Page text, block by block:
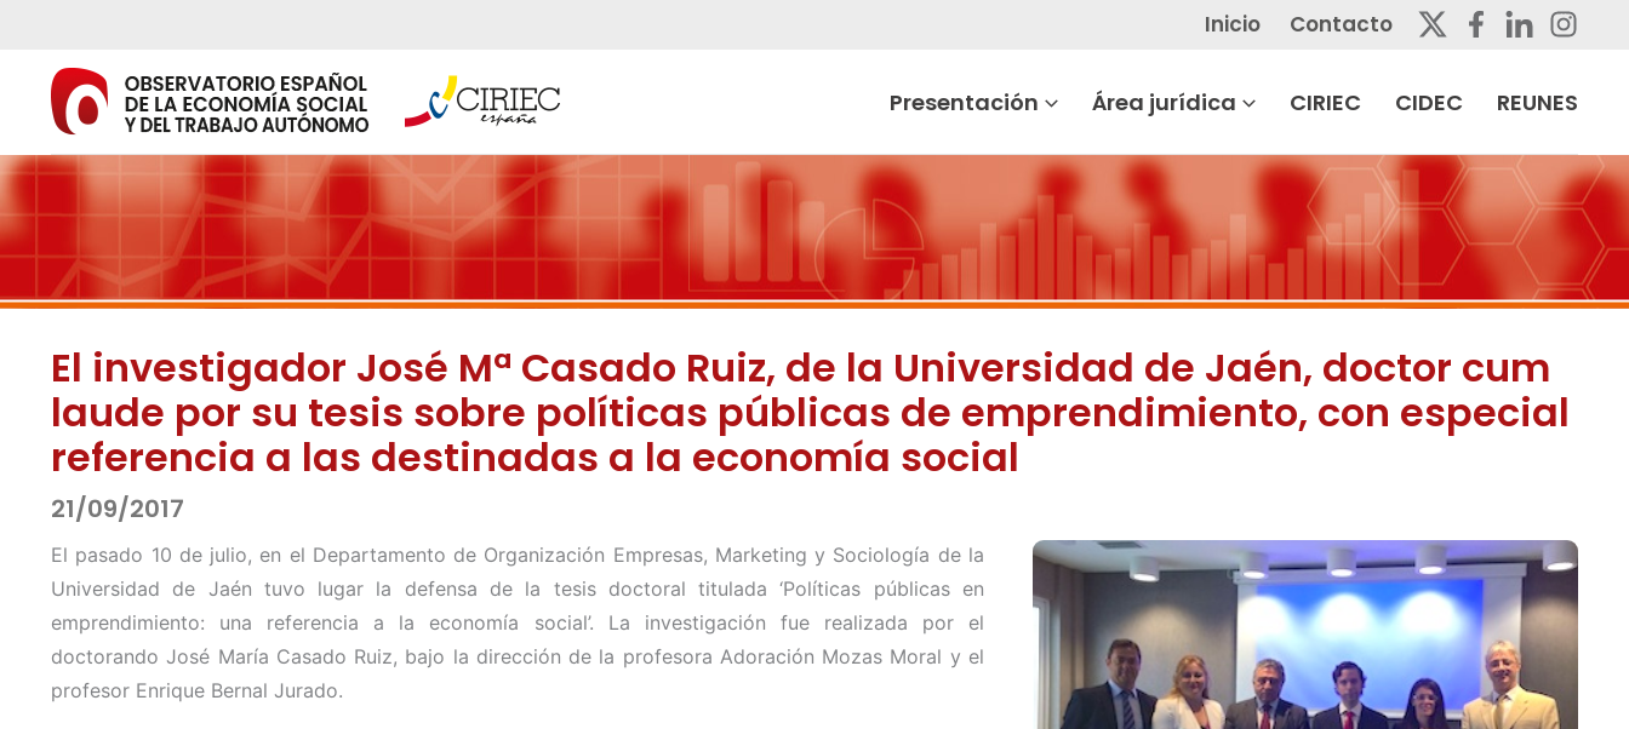
contenido
Inicio Contacto
Presentación Área jurídica CIRIEC CIDEC REUNES
El investigador José Mª Casado Ruiz, de la Universidad de Jaén, doctor cum
laude por su tesis sobre políticas públicas de emprendimiento, con especial
referencia a las destinadas a la economía social
21/09/2017
El pasado 10 de julio, en el Departamento de Organización Empresas, Marketing y Sociología de la
Universidad de Jaén tuvo lugar la defensa de la tesis doctoral titulada ‘Políticas públicas en
emprendimiento: una referencia a la economía social’. La investigación fue realizada por el
doctorando José María Casado Ruiz, bajo la dirección de la profesora Adoración Mozas Moral y el
profesor Enrique Bernal Jurado.